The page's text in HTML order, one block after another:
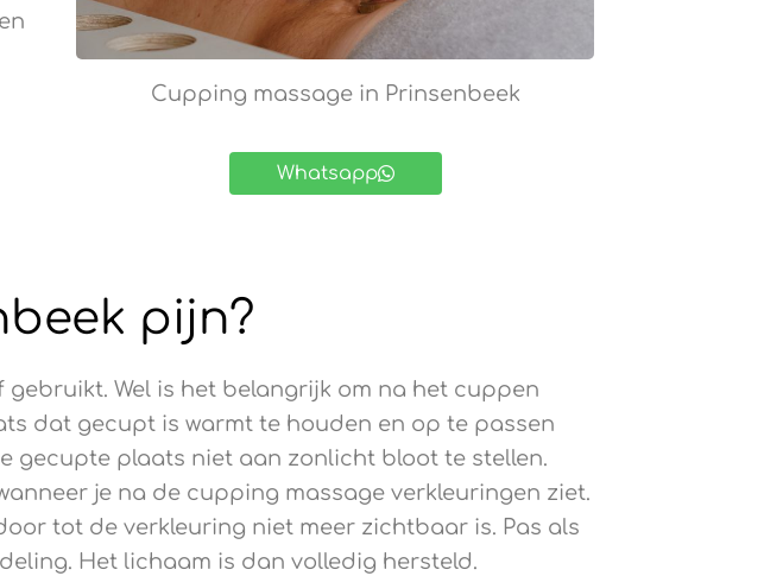
Cupping massage in Prinsenbeek
Whatsapp
pijn?
Wel is het belangrijk om na het cuppen
dat gecupt is warmt te houden en op te passen
gecupte plaats niet aan zonlicht bloot te stellen.
je na de cupping massage verkleuringen ziet.
tot de verkleuring niet meer zichtbaar is. Pas als
Het lichaam is dan volledig hersteld.